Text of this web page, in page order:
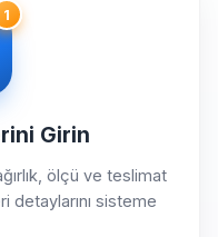
1
Girin
ölçü ve teslimat
detaylarını sisteme